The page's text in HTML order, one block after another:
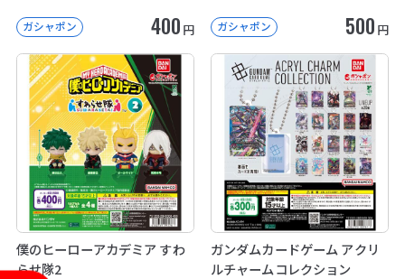
ガシャポン 400 円 ガシャポン 500 円
僕のヒーローアカデミア すわ
らせ隊2
ガンダムカードゲーム アクリ
ルチャームコレクション